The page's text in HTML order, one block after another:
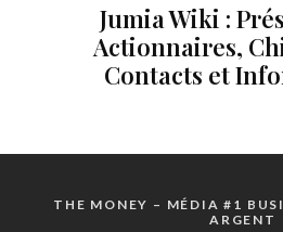
Jumia Wiki :
Actionnaires,
Contacts et
THE MONEY – MÉDIA #1
ARGENT